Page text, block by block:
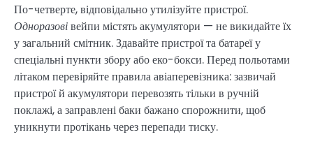
По-четверте, відповідально утилізуйте пристрої.
Одноразовівейпи містять акумулятори — не викидайте їх
у загальний смітник. Здавайте пристрої та батареї у
спеціальні пункти збору або еко-бокси. Перед польотами
літаком перевіряйте правила авіаперевізника: зазвичай
пристрої й акумулятори перевозять тільки в ручній
поклажі, а заправлені баки бажано спорожнити, щоб
уникнути протікань через перепади тиску.